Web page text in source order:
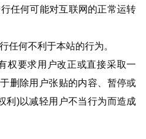
行任何可能对互联网的正常运转
任何不利于本站的行为。
权要求用户改正或直接采取一
删除用户张贴的内容、暂停或
利)以减轻用户不当行为而造成